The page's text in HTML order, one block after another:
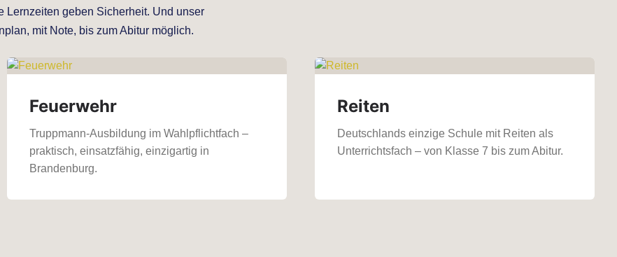
Lernzeiten geben Sicherheit. Und unser
mit Note, bis zum Abitur möglich.
Feuerwehr
Truppmann-Ausbildung im Wahlpflichtfach –
praktisch, einsatzfähig, einzigartig in
Brandenburg.
Reiten
Deutschlands einzige Schule mit Reiten als
Unterrichtsfach – von Klasse 7 bis zum Abitur.